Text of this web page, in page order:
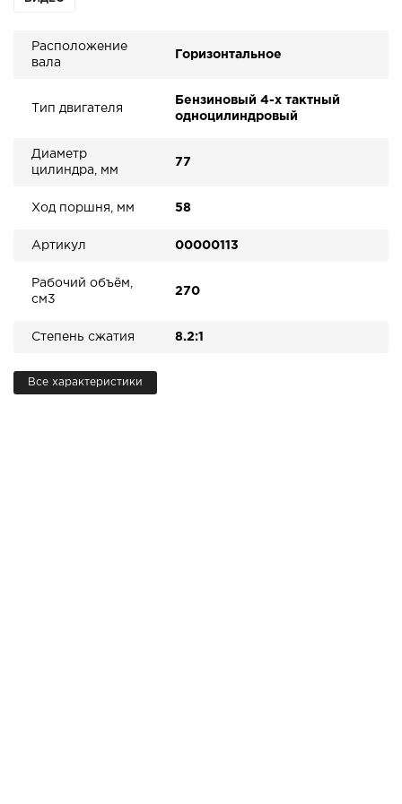
Расположение
вала
Горизонтальное
Тип двигателя
Бензиновый 4-х тактный
одноцилиндровый
Диаметр
цилиндра, мм
77
Ход поршня, мм 58
Артикул 00000113
Рабочий объём,
см3
270
Степень сжатия 8.2:1
Все характеристики